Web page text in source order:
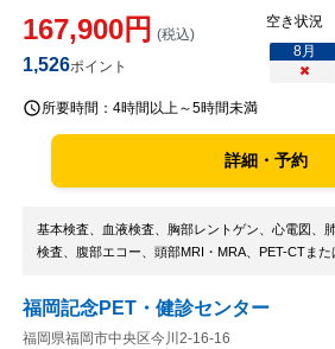
167,900円 (税込)
1,526ポイント
空き状況
8月
×
所要時間： 4時間以上～5時間未満
詳細・予約
基本検査、血液検査、胸部レントゲン、心電図、
検査、腹部エコー、頭部MRI・MRA、PET-CTま
福岡記念PET・健診センター
福岡県福岡市中央区今川2-16-16